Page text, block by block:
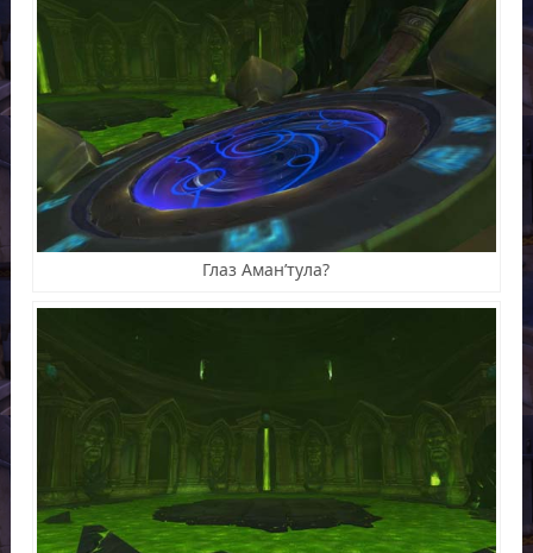
Глаз Аман’тула?